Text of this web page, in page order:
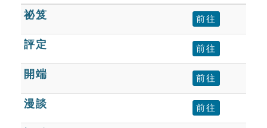
生命大百科索引
遊戲專區
教學應用
貓頭鷹博士
祕笈 前往
評定 前往
開端 前往
漫談 前往